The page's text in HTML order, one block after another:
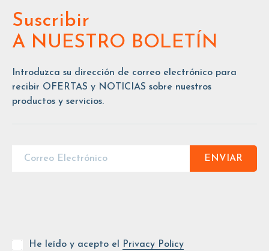
Suscribir
A NUESTRO BOLETÍN
Introduzca su dirección de correo electrónico para
recibir OFERTAS y NOTICIAS sobre nuestros
productos y servicios.
ENVIAR
He leído y acepto el Privacy Policy